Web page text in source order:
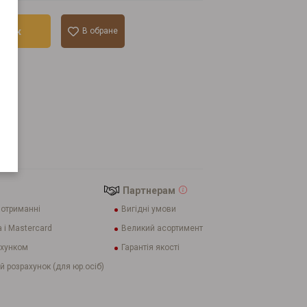
В обране
і Mastercard
розрахунок (для юр.осіб)
Партнерам
Вигідні умови
Великий асортимент
Гарантія якості